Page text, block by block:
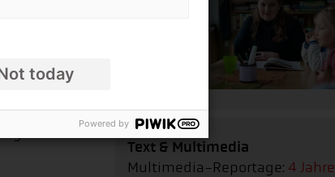
von
geraten.
Text & Multimedia
Multimedia-Reportage: 4 Jahre
today
Powered by